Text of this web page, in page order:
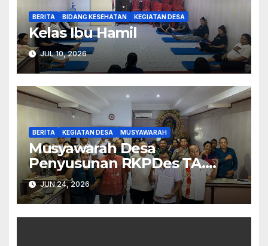
BERITA BIDANG KESEHATAN KEGIATAN DESA
Kelas Ibu Hamil
JUL 10, 2026
BERITA KEGIATAN DESA MUSYAWARAH
Musyawarah Desa
Penyusunan RKPDes TA.
2027.
JUN 24, 2026